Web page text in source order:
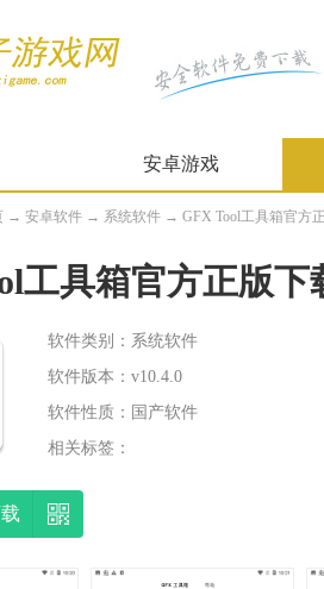
安卓游戏
→ 安卓软件 → 系统软件 → GFX Tool工具箱官方
工具箱官方正版下
软件类别：系统软件
软件版本：v10.4.0
软件性质：国产软件
相关标签：